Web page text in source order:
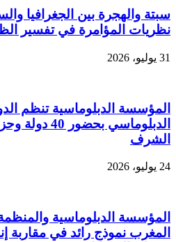
سبتة والهجرة بين الجغرافيا
نظريات المؤامرة في تفسير
31 يوليو، 2026
الدبلوماسي
الشرف
24 يوليو، 2026
المؤسسة الدبلوماسية
المغرب نموذج رائد في مقاربة